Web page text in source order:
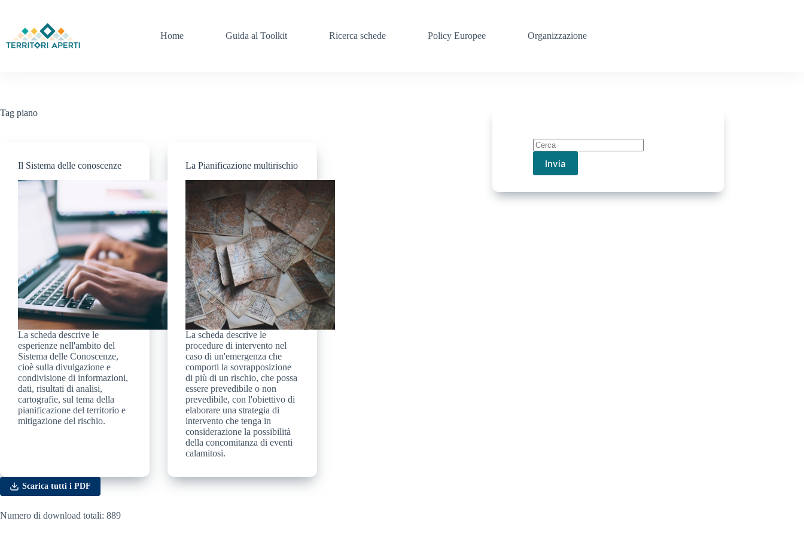
Home Guida al Toolkit Ricerca schede Policy Europee Organizzazione
Tag piano
Il Sistema delle conoscenze
La scheda descrive le
esperienze nell'ambito del
Sistema delle Conoscenze,
cioè sulla divulgazione e
condivisione di informazioni,
dati, risultati di analisi,
cartografie, sul tema della
pianificazione del territorio e
mitigazione del rischio.
La Pianificazione multirischio
La scheda descrive le
procedure di intervento nel
caso di un'emergenza che
comporti la sovrapposizione
di più di un rischio, che possa
essere prevedibile o non
prevedibile, con l'obiettivo di
elaborare una strategia di
intervento che tenga in
considerazione la possibilità
della concomitanza di eventi
calamitosi.
Scarica tutti i PDF
Numero di download totali: 889